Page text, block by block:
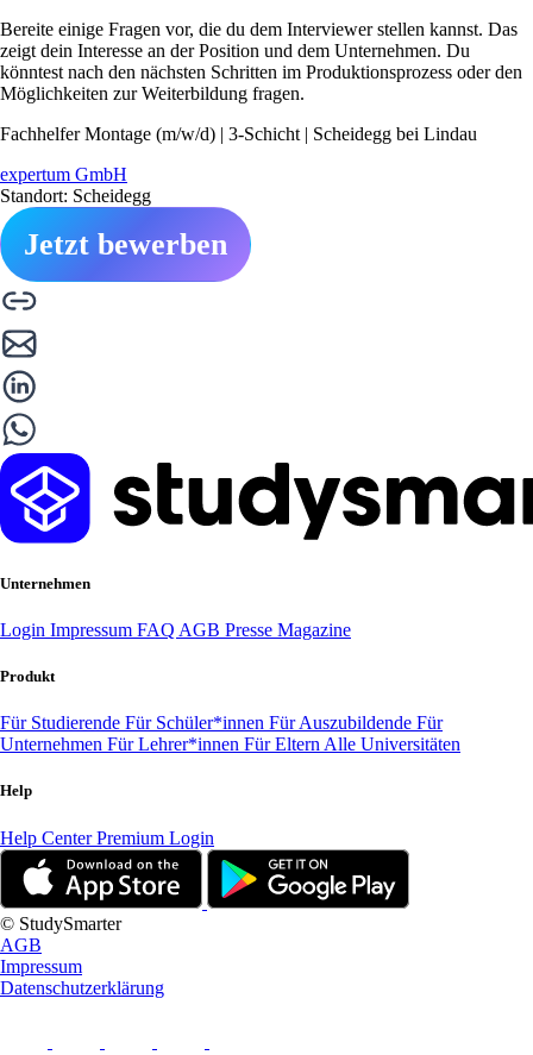
Bereite einige Fragen vor, die du dem Interviewer stellen kannst. Das
zeigt dein Interesse an der Position und dem Unternehmen. Du
könntest nach den nächsten Schritten im Produktionsprozess oder den
Möglichkeiten zur Weiterbildung fragen.
Fachhelfer Montage (m/w/d) | 3-Schicht | Scheidegg bei Lindau
expertum GmbH
Standort: Scheidegg
Jetzt bewerben
Unternehmen
Login Impressum FAQ AGB Presse Magazine
Produkt
Für Studierende Für Schüler*innen Für Auszubildende Für
Unternehmen Für Lehrer*innen Für Eltern Alle Universitäten
Help
Help CenterPremium Login
© StudySmarter
AGB
Impressum
Datenschutzerklärung